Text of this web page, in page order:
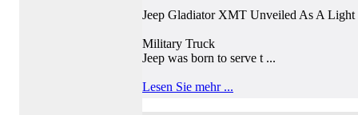
Jeep Gladiator XMT Unveiled As A Light
Military Truck
Jeep was born to serve t ...
Lesen Sie mehr ...